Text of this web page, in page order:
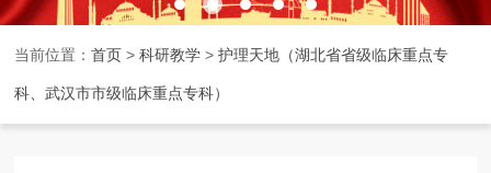
当前位置：首页 >科研教学 >护理天地（湖北省省级临床重点专
科、武汉市市级临床重点专科）